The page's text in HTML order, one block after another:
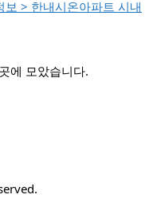
보 > 한내시온아파트 시내
에 모았습니다.